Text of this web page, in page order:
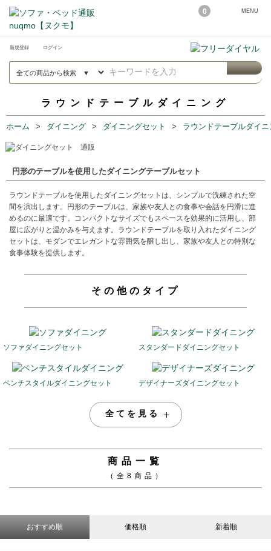
0 MENU
新規登録 ログイン
ラウンドテーブルダイニング
ホーム ダイニング ダイニングセット ラウンドテーブルダイニ
円形のテーブルを使用したダイニングテーブルセット
ラウンドテーブルを使用したダイニングセットは、シンプルで洗練された空
間を演出します。円形のテーブルは、家族や友人との食事や会話を円滑に進
めるのに最適です。コンパクトなサイズでもスペースを効果的に活用し、部
屋に広がりと温かみを与えます。ラウンドテーブルを取り入れたダイニング
セットは、モダンでエレガントな雰囲気を醸し出し、家族や友人との特別な
食事体験を提供します。
その他のタイプ
ソファダイニングセット スタンダードダイニングセット
ベンチスタイルダイニングセット デザイナーズダイニングセット
全てを見る
商品一覧
（全8商品）
おすすめ順 価格順 新着順